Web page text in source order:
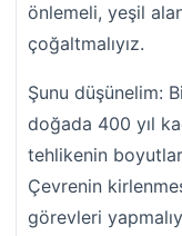
önlemeli, yeşil
çoğaltmalıyız.
Şunu düşünelim:
doğada 400 yıl
tehlikenin
Çevrenin
görevleri